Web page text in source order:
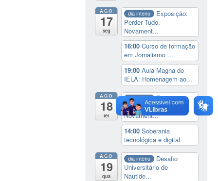
AGO
17
seg
dia inteiro
Exposição:
Perder Tudo.
Novament...
16:00Curso de formação
em Jornalismo ...
19:00Aula Magna do
IELA: Homenagem ao...
AGO
18
ter
dia inteiro
Exposição:
Perder Tudo.
Novament...
14:00Soberania
tecnológica e digital
AGO
19
qua
dia inteiro
Desafio
Universitário de
Nautide...